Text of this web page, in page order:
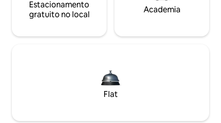
Estacionamento
gratuito no local
Academia
Flat